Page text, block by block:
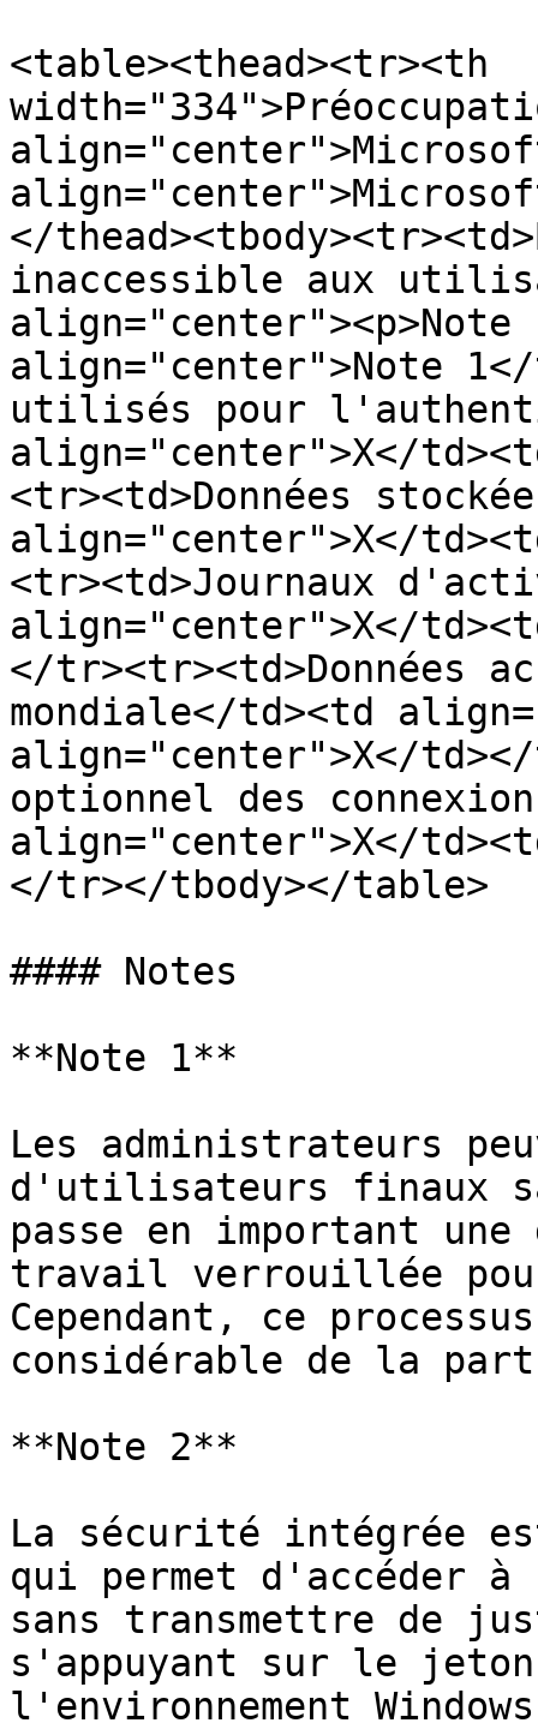
<table><thead><tr><th
</
inaccessible aux
align="center"><p>Note
align="center">Note 1</
utilisés pour
align="center">X</
<tr><td>Données
align="center">X</
<tr><td>Journaux
align="center">X</
</tr><tr><td>Données
mondiale</td><td
align="center">X</
optionnel des
align="center">X</
</tr></tbody></table>
#### Notes
**Note 1**
Les administrateurs
d'utilisateurs finaux
passe en important
travail verrouillée
Cependant, ce
considérable de la
**Note 2**
La sécurité intégrée
qui permet d'accéder à
sans transmettre de
s'appuyant sur le
l'environnement